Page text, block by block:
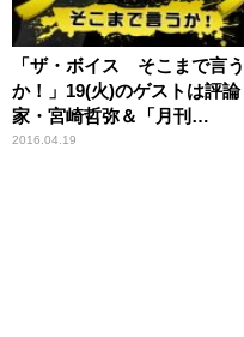
「ザ・ボイス そこまで言う
か！」19(火)のゲストは評論
家・宮崎哲弥＆「月刊
HANADA」編集長・花田紀凱
2016.04.19